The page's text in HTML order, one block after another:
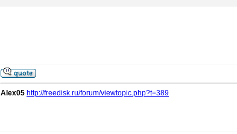
Alex05 http://freedisk.ru/forum/viewtopic.php?t=389